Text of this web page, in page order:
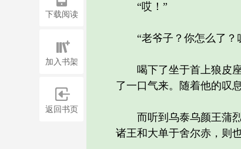
“哎！”
“老爷子？你怎么了？
喝下了坐于首上狼皮座
了一口气来。随着他的叹
而听到乌泰乌颜王蒲烈
诸王和大单于舍尔赤，则
下载阅读
加入书架
返回书页